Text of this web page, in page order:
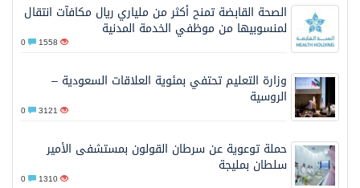
الصحة القابضة تمنح أكثر من ملياري ريال مكافآت انتقال
لمنسوبيها من موظفي الخدمة المدنية
1558
وزارة التعليم تحتفي بمئوية العلاقات السعودية –
الروسية
3121
حملة توعوية عن سرطان القولون بمستشفى الأمير
سلطان بمليجة
1310